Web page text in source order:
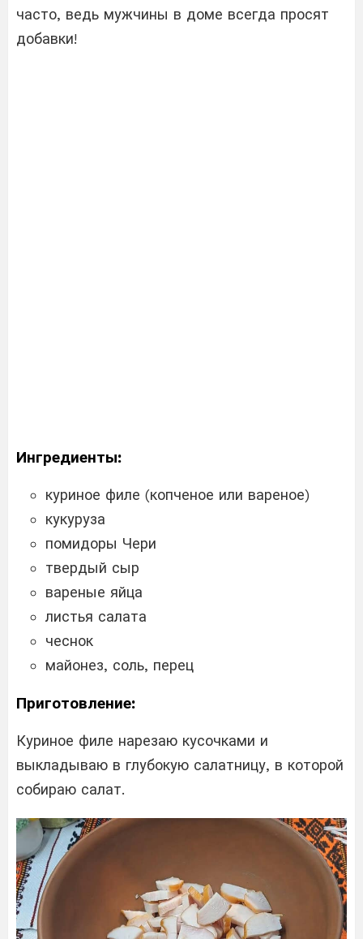
часто, ведь мужчины в доме всегда просят
добавки!
Ингредиенты:
куриное филе (копченое или вареное)
кукуруза
помидоры Чери
твердый сыр
вареные яйца
листья салата
чеснок
майонез, соль, перец
Приготовление:
Куриное филе нарезаю кусочками и
выкладываю в глубокую салатницу, в которой
собираю салат.